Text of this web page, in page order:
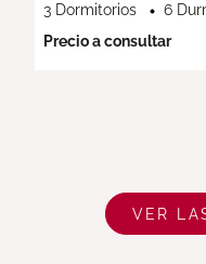
3 Dormitorios
6
Precio a consultar
VER